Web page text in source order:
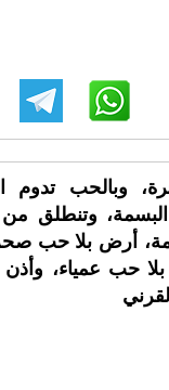
وبالحب تدوم
وتنطلق من
أرض بلا حب
حب عمياء،